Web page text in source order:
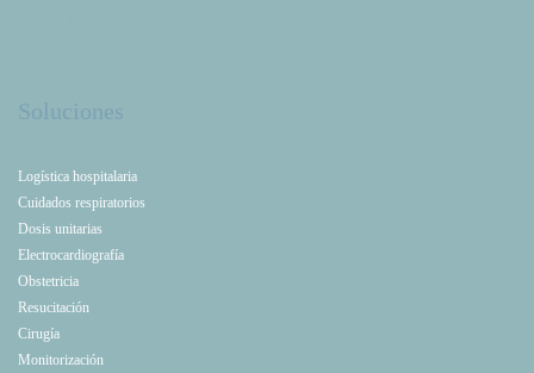
Logística hospitalaria
Cuidados respiratorios
Dosis unitarias
Electrocardiografía
Obstetricia
Resucitación
Cirugía
Monitorización